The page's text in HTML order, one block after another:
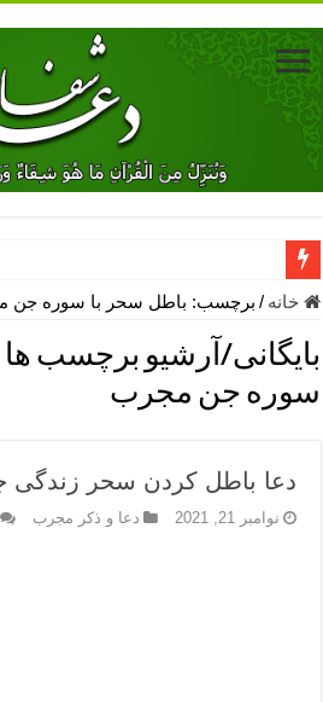
دعای جلب محبت فوری معشوق – دعای
دعای مشکل گشا برای رفع فقر –
مهم ترین اذکار الهی و فضیلت آن ها
دعا برای ترس بچه ها در خواب – دعای
خانه / برچسب: باطل سحر با سوره جن
بایگانی/آرشیو برچسب ها
سوره جن مجرب
دعا باطل کردن سحر زندگی
نوامبر 21, 2021 دعا و ذکر مجرب